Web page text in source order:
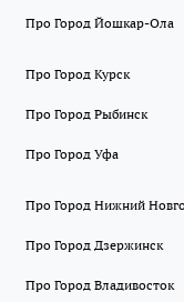
Про Город Йошкар-Ола
Про Город Курск
Про Город Рыбинск
Про Город Уфа
Про Город Нижний
Про Город Дзержинск
Про Город Владивосток